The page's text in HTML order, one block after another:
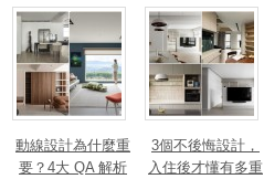
錢
動線設計為什麼重
要？4大 QA 解析
3個不後悔設計，
入住後才懂有多重